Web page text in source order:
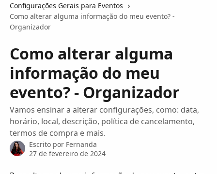
Configurações Gerais para Eventos
Como alterar alguma informação do meu evento? -
Organizador
Como alterar alguma
informação do meu
evento? - Organizador
Vamos ensinar a alterar configurações, como: data,
horário, local, descrição, política de cancelamento,
termos de compra e mais.
Escrito por Fernanda
27 de fevereiro de 2024